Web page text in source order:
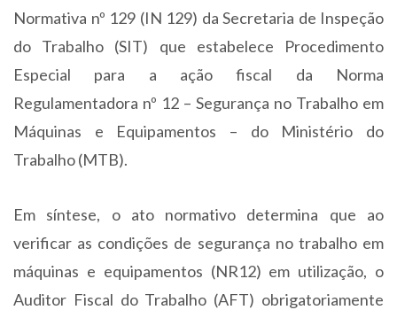
Normativa nº 129 (IN 129) da Secretaria de Inspeção
do Trabalho (SIT) que estabelece Procedimento
Especial para a ação fiscal da Norma
Regulamentadora nº 12 – Segurança no Trabalho em
Máquinas e Equipamentos – do Ministério do
Trabalho (MTB).
Em síntese, o ato normativo determina que ao
verificar as condições de segurança no trabalho em
máquinas e equipamentos (NR12) em utilização, o
Auditor Fiscal do Trabalho (AFT) obrigatoriamente